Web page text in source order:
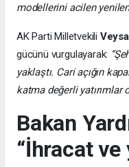
modellerini acilen
AK Parti Milletvekili
gücünü vurgulayarak:
yaklaştı. Cari açığın
katma değerli yatırımlar
Bakan
“İhracat ve